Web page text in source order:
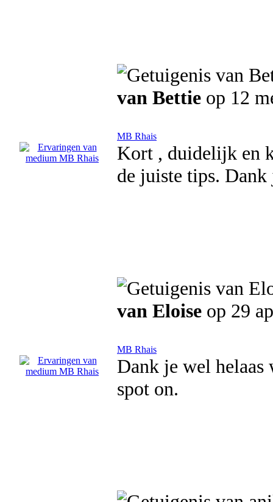
van Bettie op 12
MB Rhais
Kort , duidelijk en
de juiste tips.
van Eloise op 29
MB Rhais
Dank je wel
spot on.